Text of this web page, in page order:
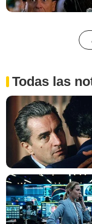
Todas las